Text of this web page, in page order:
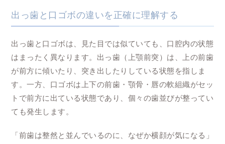
出っ歯と口ゴボの違いを正確に理解する
出っ歯と口ゴボは、見た目では似ていても、口腔内の状態
はまったく異なります。出っ歯（上顎前突）は、上の前歯
が前方に傾いたり、突き出したりしている状態を指しま
す。一方、口ゴボは上下の前歯・顎骨・唇の軟組織がセッ
トで前方に出ている状態であり、個々の歯並びが整ってい
ても発生します。
「前歯は整然と並んでいるのに、なぜか横顔が気になる」